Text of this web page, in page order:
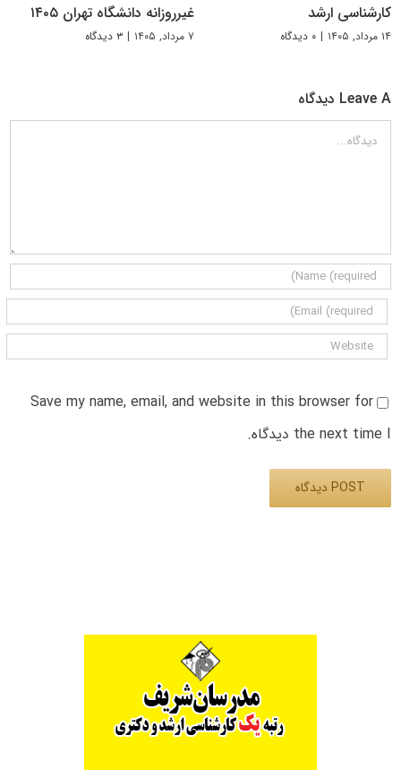
کارشناسی ارشد
۱۴ مرداد, ۱۴۰۵ | ۰ دیدگاه
غیرروزانه دانشگاه تهران ۱۴۰۵
۷ مرداد, ۱۴۰۵ | ۳ دیدگاه
Leave A دیدگاه
دیدگاه
Save my name, email, and website in this browser for
the next time I دیدگاه.